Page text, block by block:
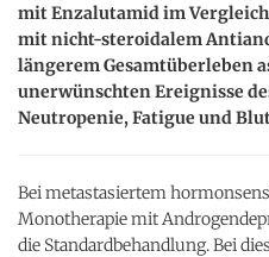
mit Enzalutamid im
mit nicht-steroidalem
längerem Gesamtüberleben
unerwünschten Ereignisse
Neutropenie, Fatigue und
Bei metastasiertem
Monotherapie mit
die Standardbehandlung. Bei